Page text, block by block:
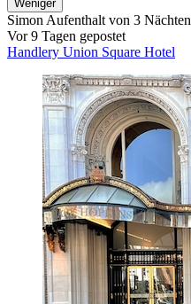
Weniger
Simon Aufenthalt von 3 Nächten
Vor 9 Tagen gepostet
Handlery Union Square Hotel